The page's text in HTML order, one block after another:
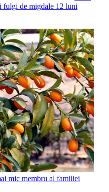
fulgi de migdale 12 luni
mic membru al familiei